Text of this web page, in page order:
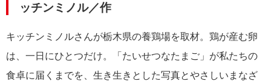
ッチンミノル／作
キッチンミノルさんが栃木県の養鶏場を取材。鶏が産む卵
は、一日にひとつだけ。「たいせつなたまご」が私たちの
食卓に届くまでを、生き生きとした写真とやさしいまなざ